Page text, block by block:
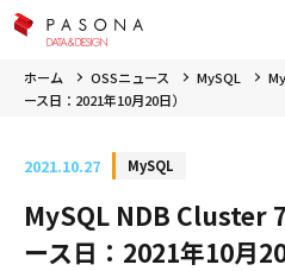
ホーム OSSニュース MySQL
ース日：2021年10月20日）
2021.10.27 MySQL
MySQL NDB Cluster
ース日：2021年10月20